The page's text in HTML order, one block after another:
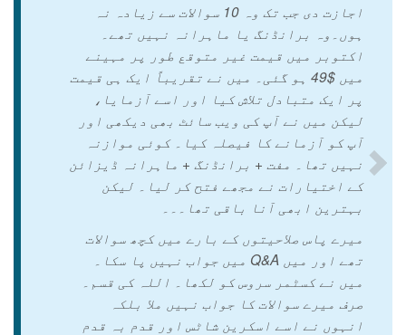
اجازت دی جب تک وہ 10 سوالات سے زیادہ نہ
ہوں۔وہ برانڈنگ یا ماہرانہ نہیں تھے۔
اکتوبر میں قیمت غیر متوقع طور پر مہینے
میں $49 ہو گئی۔ میں نے تقریباً ایک ہی قیمت
پر ایک متبادل تلاش کیا اور اسے آزمایا،
لیکن میں نے آپ کی ویب سائٹ بھی دیکھی اور
آپ کو آزمانے کا فیصلہ کیا۔ کوئی موازنہ
نہیں تھا۔ مفت + برانڈنگ + ماہرانہ ڈیزائن
کے اختیارات نے مجھے فتح کر لیا۔ لیکن
بہترین ابھی آنا باقی تھا۔۔۔
میرے پاس صلاحیتوں کے بارے میں کچھ سوالات
تھے اور میں Q&A میں جواب نہیں پا سکا۔
میں نے کسٹمر سروس کو لکھا۔ اللہ کی قسم۔
صرف میرے سوالات کا جواب نہیں ملا بلکہ
انہوں نے اسے اسکرین شاٹس اور قدم بہ قدم